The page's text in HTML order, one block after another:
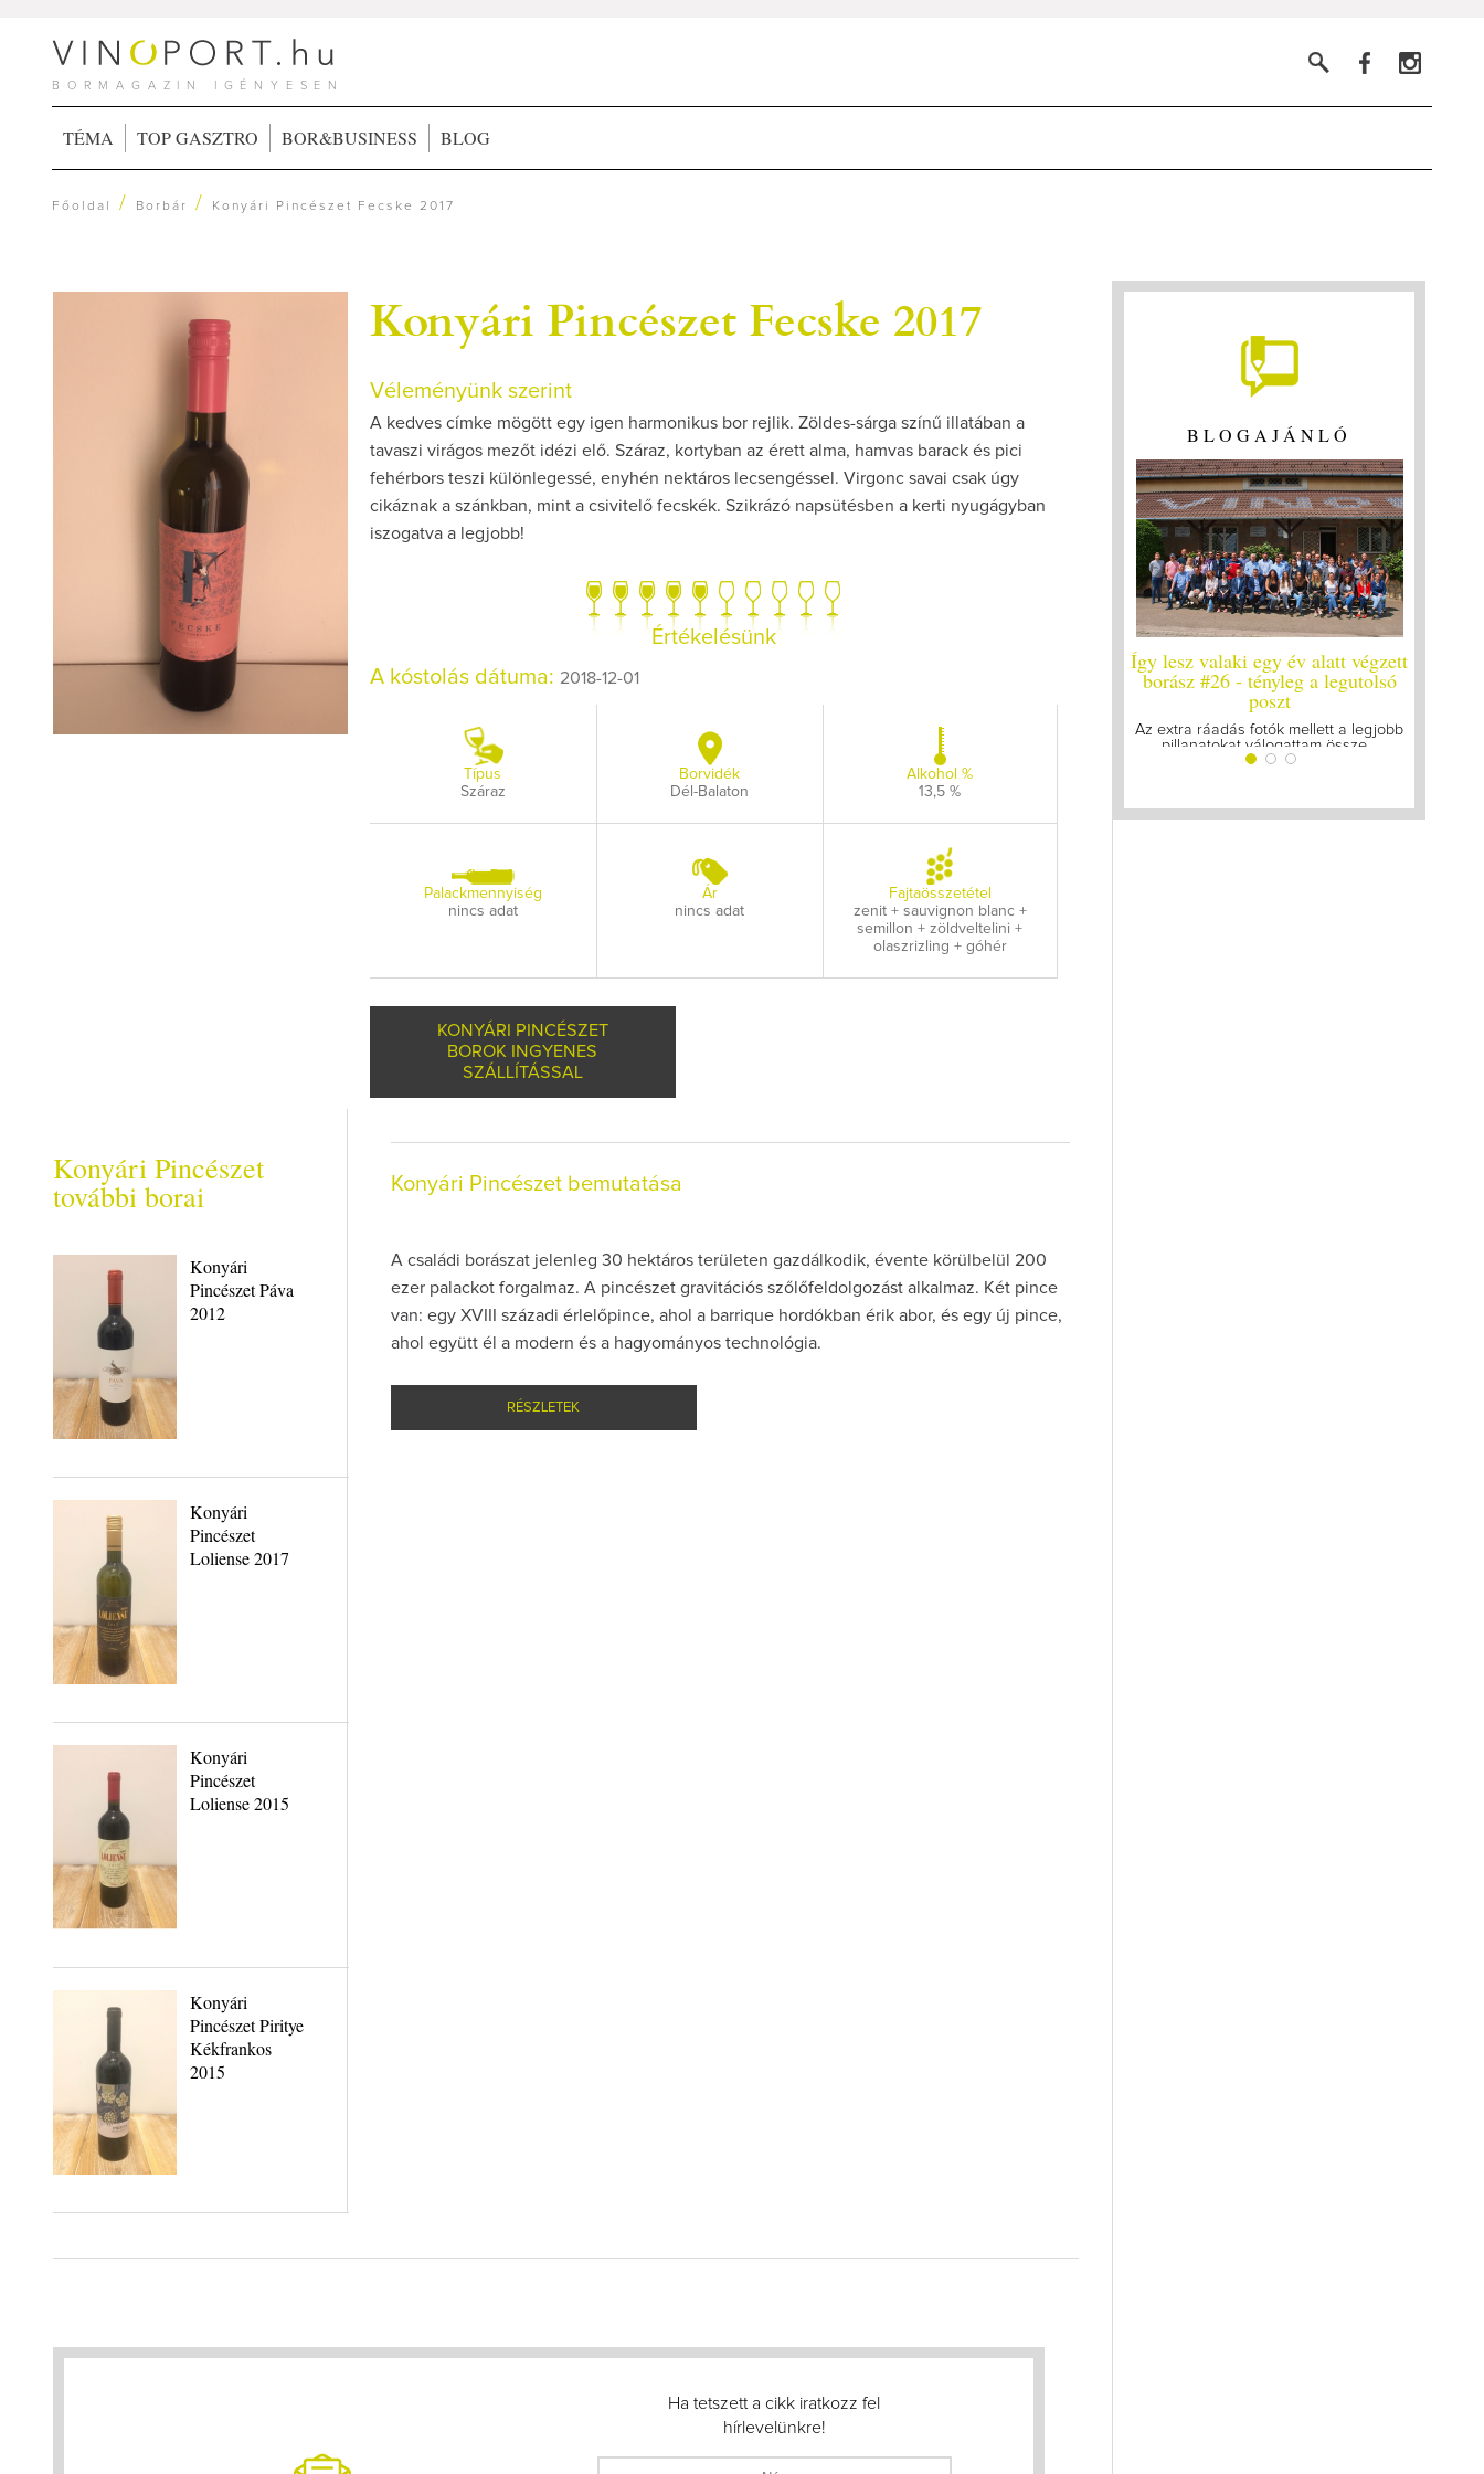
BORMAGAZIN IGÉNYESEN
TÉMA TOP GASZTRO BOR&BUSINESS BLOG
Főoldal / Borbár / Konyári Pincészet Fecske 2017
Konyári Pincészet Fecske 2017
Véleményünk szerint
A kedves címke mögött egy igen harmonikus bor rejlik. Zöldes-sárga színű illatában a
tavaszi virágos mezőt idézi elő. Száraz, kortyban az érett alma, hamvas barack és pici
fehérbors teszi különlegessé, enyhén nektáros lecsengéssel. Virgonc savai csak úgy
cikáznak a szánkban, mint a csivitelő fecskék. Szikrázó napsütésben a kerti nyugágyban
iszogatva a legjobb!
Értékelésünk
A kóstolás dátuma: 2018-12-01
Típus
Száraz
Borvidék
Dél-Balaton
Alkohol %
13,5 %
Palackmennyiség
nincs adat
Ár
nincs adat
Fajtaösszetétel
zenit + sauvignon blanc +
semillon + zöldveltelini +
olaszrizling + góhér
KONYÁRI PINCÉSZET
BOROK INGYENES
SZÁLLÍTÁSSAL
Konyári Pincészet
további borai
Konyári
Pincészet Páva
2012
Konyári
Pincészet
Loliense 2017
Konyári
Pincészet
Loliense 2015
Konyári
Pincészet Piritye
Kékfrankos
2015
Konyári Pincészet bemutatása
A családi borászat jelenleg 30 hektáros területen gazdálkodik, évente körülbelül 200
ezer palackot forgalmaz. A pincészet gravitációs szőlőfeldolgozást alkalmaz. Két pince
van: egy XVIII századi érlelőpince, ahol a barrique hordókban érik abor, és egy új pince,
ahol együtt él a modern és a hagyományos technológia.
RÉSZLETEK
Ha tetszett a cikk iratkozz fel
hírlevelünkre!
BLOGAJÁNLÓ
Így lesz valaki egy év alatt végzett
borász #26 - tényleg a legutolsó
Az extra ráadás fotók mellett a legjobb
pillanatokat válogattam össze...
Így lesz valaki egy év
borász #25
lázasan készülünk